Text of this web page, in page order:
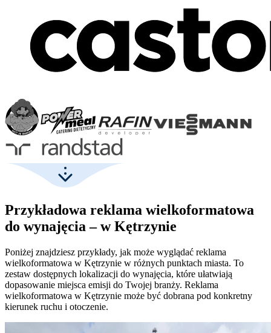
Przykładowa reklama wielkoformatowa
do wynajęcia – w Kętrzynie
Poniżej znajdziesz przykłady, jak może wyglądać reklama
wielkoformatowa w Kętrzynie w różnych punktach miasta. To
zestaw dostępnych lokalizacji do wynajęcia, które ułatwiają
dopasowanie miejsca emisji do Twojej branży. Reklama
wielkoformatowa w Kętrzynie może być dobrana pod konkretny
kierunek ruchu i otoczenie.